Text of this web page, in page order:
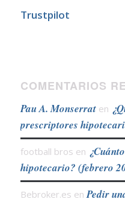
Trustpilot
COMENTARIOS
Pau A. Monserraten
prescriptores
football bros en
hipotecario? (febrero
Bebroker.es en Pedir